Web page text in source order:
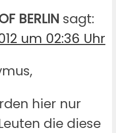
BERLIN sagt:
um 02:36 Uhr
hier nur
die diese